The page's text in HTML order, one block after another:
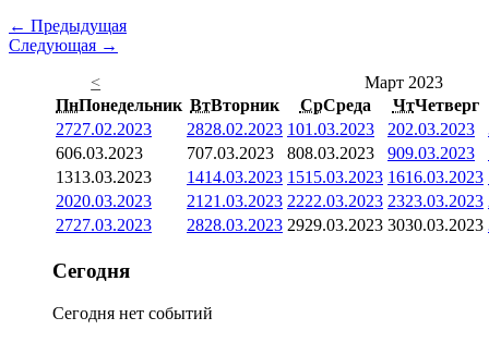
← Предыдущая
Следующая →
<
Март 2023
ПнПонедельник ВтВторник СрСреда ЧтЧетверг
2727.02.2023 2828.02.2023 101.03.2023 202.03.2023
606.03.2023 707.03.2023 808.03.2023 909.03.2023
1313.03.2023 1414.03.2023 1515.03.2023 1616.03.2023
2020.03.2023 21 21.03.2023 2222.03.2023 2323.03.2023
2727.03.2023 2828.03.2023 2929.03.2023 3030.03.2023
Сегодня
Сегодня нет событий